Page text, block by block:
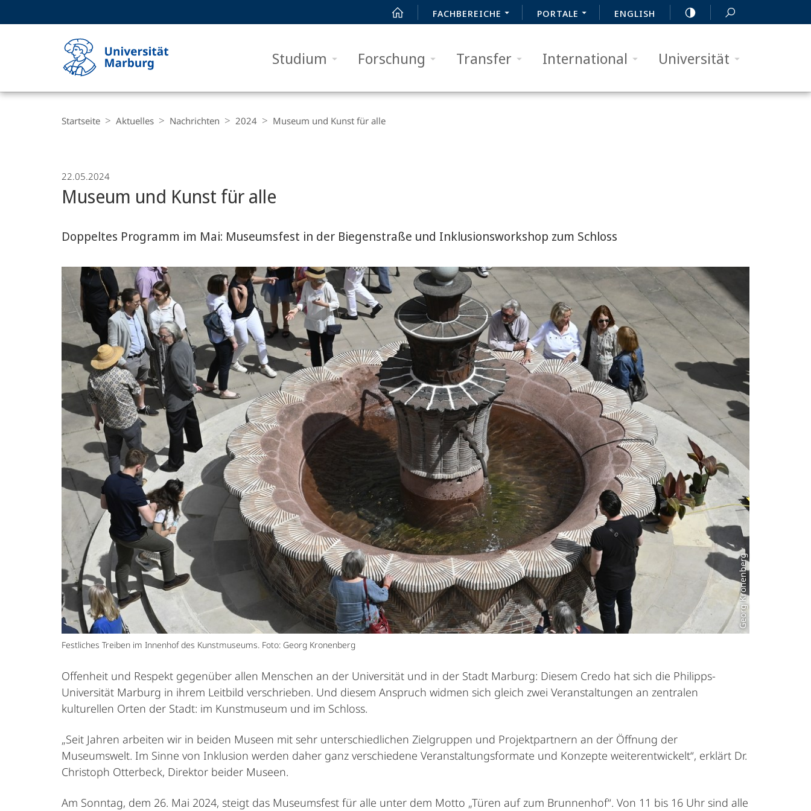
FACHBEREICHE PORTALE ENGLISH
Studium Forschung Transfer International Universität
Philipps-
Marburg
Navigation
Startseite Aktuelles Nachrichten 2024 Museum und Kunst für alle
22.05.2024
Museum und Kunst für alle
Doppeltes Programm im Mai: Museumsfest in der Biegenstraße und Inklusionsworkshop zum Schloss
Georg Kronenberg
Festliches Treiben im Innenhof des Kunstmuseums. Foto: Georg Kronenberg
Offenheit und Respekt gegenüber allen Menschen an der Universität und in der Stadt Marburg: Diesem Credo hat sich die Philipps-
Universität Marburg in ihrem Leitbild verschrieben. Und diesem Anspruch widmen sich gleich zwei Veranstaltungen an zentralen
kulturellen Orten der Stadt: im Kunstmuseum und im Schloss.
„Seit Jahren arbeiten wir in beiden Museen mit sehr unterschiedlichen Zielgruppen und Projektpartnern an der Öffnung der
Museumswelt. Im Sinne von Inklusion werden daher ganz verschiedene Veranstaltungsformate und Konzepte weiterentwickelt“, erklärt Dr.
Christoph Otterbeck, Direktor beider Museen.
Am Sonntag, dem 26. Mai 2024, steigt das Museumsfest für alle unter dem Motto „Türen auf zum Brunnenhof“. Von 11 bis 16 Uhr sind alle